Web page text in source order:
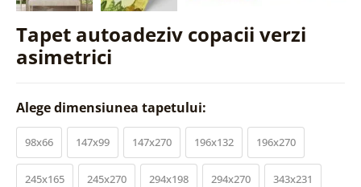
Tapet autoadeziv copacii verzi
asimetrici
Alege dimensiunea tapetului:
98x66 147x99 147x270 196x132 196x270
245x165 245x270 294x198 294x270 343x231